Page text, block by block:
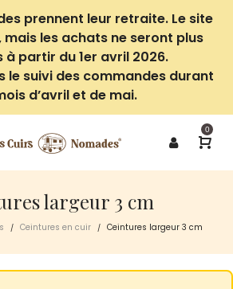
prennent leur retraite. Le site
les achats ne seront plus
à partir du 1er avril 2026.
le suivi des commandes durant
d’avril et de mai.
0
largeur 3 cm
/ Ceintures en cuir / Ceintures largeur 3 cm